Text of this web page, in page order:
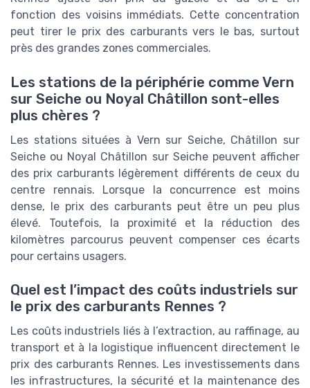
fonction des voisins immédiats. Cette concentration
peut tirer le prix des carburants vers le bas, surtout
près des grandes zones commerciales.
Les stations de la périphérie comme Vern
sur Seiche ou Noyal Châtillon sont-elles
plus chères ?
Les stations situées à Vern sur Seiche, Châtillon sur
Seiche ou Noyal Châtillon sur Seiche peuvent afficher
des prix carburants légèrement différents de ceux du
centre rennais. Lorsque la concurrence est moins
dense, le prix des carburants peut être un peu plus
élevé. Toutefois, la proximité et la réduction des
kilomètres parcourus peuvent compenser ces écarts
pour certains usagers.
Quel est l’impact des coûts industriels sur
le prix des carburants Rennes ?
Les coûts industriels liés à l’extraction, au raffinage, au
transport et à la logistique influencent directement le
prix des carburants Rennes. Les investissements dans
les infrastructures, la sécurité et la maintenance des